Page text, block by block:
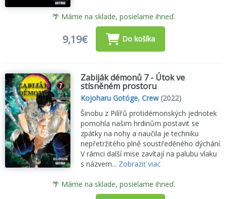
🌴 Máme na sklade, posielame ihneď.
9,19€ Do košíka
Zabiják démonů 7 - Útok ve
stísněném prostoru
Kojoharu Gotóge,Crew(2022)
Šinobu z Pilířů protidémonských jednotek
pomohla našim hrdinům postavit se
zpátky na nohy a naučila je techniku
nepřetržitého plně soustředěného dýchání.
V rámci další mise zavítají na palubu vlaku
s názvem... Zobraziť viac
🌴 Máme na sklade, posielame ihneď.